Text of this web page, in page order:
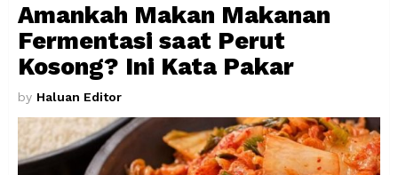
Amankah Makan Makanan
Fermentasi saat Perut
Kosong? Ini Kata Pakar
by Haluan Editor